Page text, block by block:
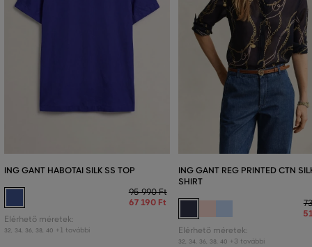
ING GANT HABOTAI SILK SS TOP
95 990 Ft
67 190 Ft
Elérhető méretek:
32 34 36 38 40 +1 további
ING GANT REG PRINTED CTN
SHIRT
Elérhető méretek:
32 34 36 38 40 +3 további